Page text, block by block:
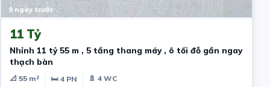
9 ngày trước
11 Tỷ
Nhỉnh 11 tỷ 55 m , 5 tầng thang máy , ô tối đỗ gần ngay
thạch bàn
📐 55 m² 🛏 4 PN
🚿 4 WC